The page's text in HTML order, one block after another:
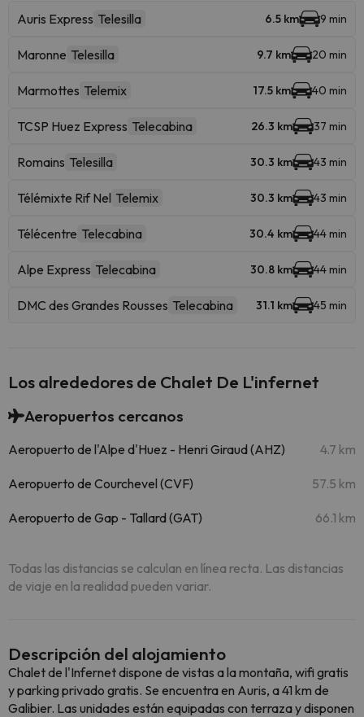
Auris Express Telesilla 6.5 km 9 min
Maronne Telesilla 9.7 km 20 min
Marmottes Telemix 17.5 km 40 min
TCSP Huez Express Telecabina 26.3 km 37 min
Romains Telesilla 30.3 km 43 min
Télémixte Rif Nel Telemix 30.3 km 43 min
Télécentre Telecabina 30.4 km 44 min
Alpe Express Telecabina 30.8 km 44 min
DMC des Grandes Rousses Telecabina 31.1 km 45 min
Los alrededores de Chalet De L'infernet
Aeropuertos cercanos
Aeropuerto de l'Alpe d'Huez - Henri Giraud (AHZ) 4.7 km
Aeropuerto de Courchevel (CVF) 57.5 km
Aeropuerto de Gap - Tallard (GAT) 66.1 km
Todas las distancias se calculan en línea recta. Las distancias
de viaje en la realidad pueden variar.
Descripción del alojamiento
Chalet de l'Infernet dispone de vistas a la montaña, wifi gratis
y parking privado gratis. Se encuentra en Auris, a 41 km de
Galibier. Las unidades están equipadas con terraza y disponen